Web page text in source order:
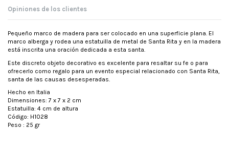
Opiniones de los clientes
Pequeño marco de madera para ser colocado en una superficie plana. El
marco alberga y rodea una estatuilla de metal de Santa Rita y en la madera
está inscrita una oración dedicada a esta santa.
Este discreto objeto decorativo es excelente para resaltar su fe o para
ofrecerlo como regalo para un evento especial relacionado con Santa Rita,
santa de las causas desesperadas.
Hecho en Italia
Dimensiones: 7 x 7 x 2 cm
Estatuilla: 4 cm de altura
Código: H1028
Peso : 25 gr